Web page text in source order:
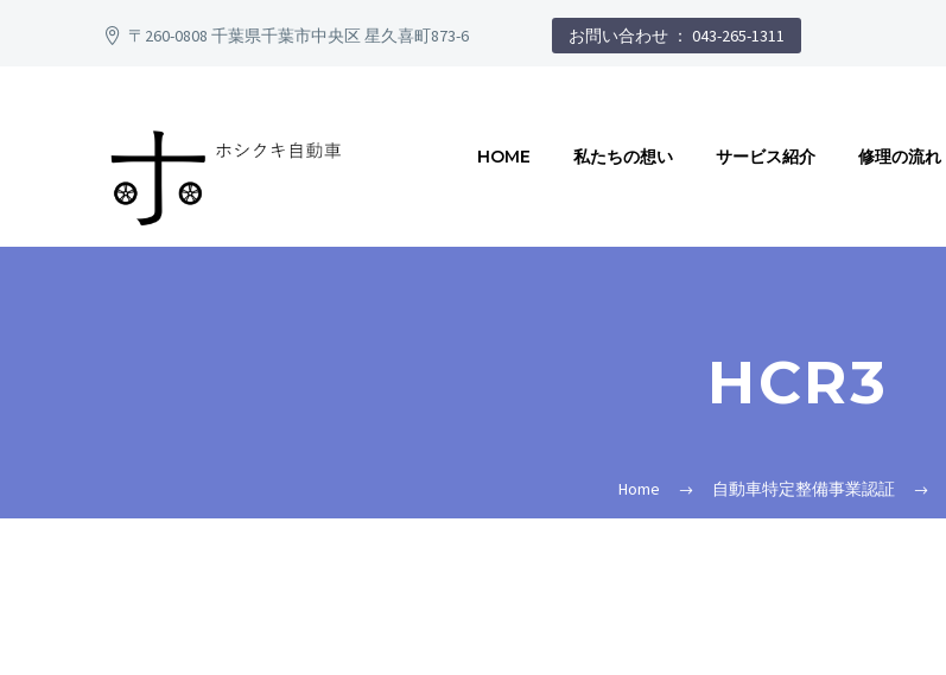
〒260-0808 千葉県千葉市中央区 星久喜町873-6 お問い合わせ ： 043-265-1311
HOME 私たちの想い サービス紹介 修理の流れ
HCR3
Home 自動車特定整備事業認証